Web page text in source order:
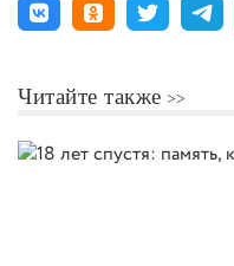
Читайте также